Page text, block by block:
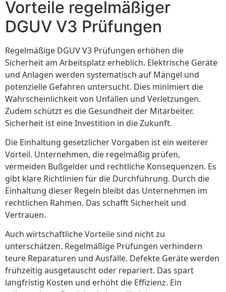
Vorteile regelmäßiger
DGUV V3 Prüfungen
Regelmäßige DGUV V3 Prüfungen erhöhen die
Sicherheit am Arbeitsplatz erheblich. Elektrische Geräte
und Anlagen werden systematisch auf Mängel und
potenzielle Gefahren untersucht. Dies minimiert die
Wahrscheinlichkeit von Unfällen und Verletzungen.
Zudem schützt es die Gesundheit der Mitarbeiter.
Sicherheit ist eine Investition in die Zukunft.
Die Einhaltung gesetzlicher Vorgaben ist ein weiterer
Vorteil. Unternehmen, die regelmäßig prüfen,
vermeiden Bußgelder und rechtliche Konsequenzen. Es
gibt klare Richtlinien für die Durchführung. Durch die
Einhaltung dieser Regeln bleibt das Unternehmen im
rechtlichen Rahmen. Das schafft Sicherheit und
Vertrauen.
Auch wirtschaftliche Vorteile sind nicht zu
unterschätzen. Regelmäßige Prüfungen verhindern
teure Reparaturen und Ausfälle. Defekte Geräte werden
frühzeitig ausgetauscht oder repariert. Das spart
langfristig Kosten und erhöht die Effizienz. Ein